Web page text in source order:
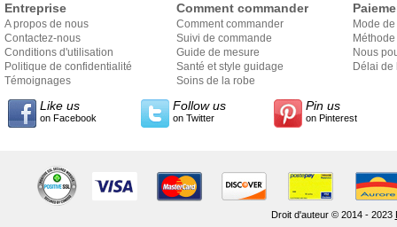
Entreprise
A propos de nous
Contactez-nous
Conditions d'utilisation
Politique de confidentialité
Témoignages
Comment commander
Comment commander
Suivi de commande
Guide de mesure
Santé et style guidage
Soins de la robe
Mode
Nous
Délai de
Like us
on Facebook
Follow us
on Twitter
Pin us
on Pinterest
Droit d'auteur © 2014 - 2023